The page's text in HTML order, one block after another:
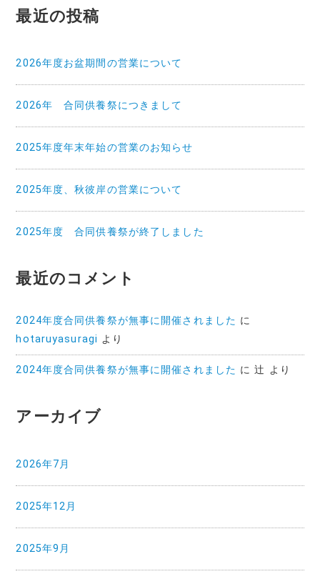
最近の投稿
2026年度お盆期間の営業について
2026年 合同供養祭につきまして
2025年度年末年始の営業のお知らせ
2025年度、秋彼岸の営業について
2025年度 合同供養祭が終了しました
最近のコメント
2024年度合同供養祭が無事に開催されました に
hotaruyasuragi より
2024年度合同供養祭が無事に開催されました に辻 より
アーカイブ
2026年7月
2025年12月
2025年9月